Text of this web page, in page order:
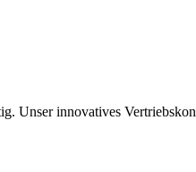
Unser innovatives